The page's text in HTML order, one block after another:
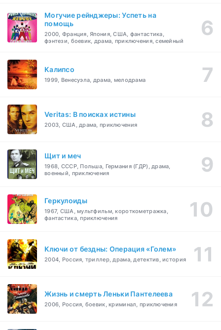
Могучие рейнджеры: Успеть на
помощь
2000, Франция, Япония, США, фантастика,
фэнтези, боевик, драма, приключения, семейный
Калипсо
1999, Венесуэла, драма, мелодрама
Veritas: В поисках истины
2003, США, драма, приключения
Щит и меч
1968, СССР, Польша, Германия (ГДР), драма,
военный, приключения
Геркулоиды
1967, США, мультфильм, короткометражка,
фантастика, приключения
Ключи от бездны: Операция «Голем»
2004, Россия, триллер, драма, детектив, история
Жизнь и смерть Леньки Пантелеева
2006, Россия, боевик, криминал, приключения